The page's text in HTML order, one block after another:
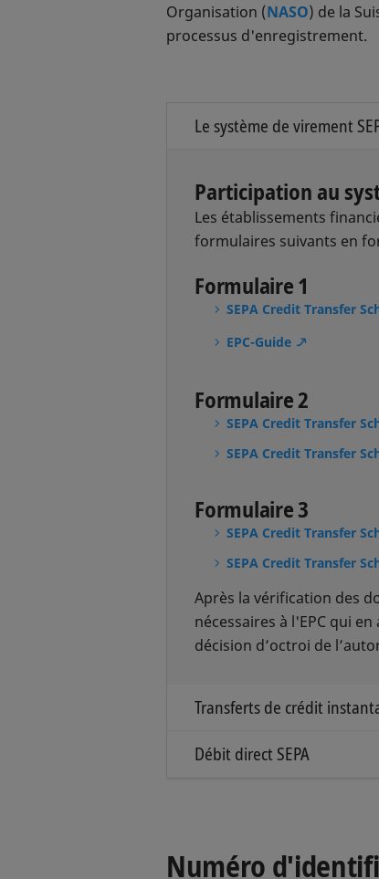
Organisation (NASO) de la
processus d'enregistrement.
Le système de virement
Participation au
Les établissements
formulaires suivants en
Formulaire 1
SEPA Credit Transfer
EPC-Guide
Formulaire 2
SEPA Credit Transfer
SEPA Credit Transfer
Formulaire 3
SEPA Credit Transfer
SEPA Credit Transfer
Après la vérification des
nécessaires à l'EPC qui
décision d’octroi de
Transferts de crédit
Les établissements
SEPA Instant Credit
Débit direct SEPA
Support Organisation CH/
Numéro